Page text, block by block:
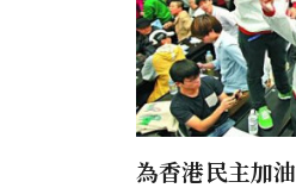
為香港民主加油